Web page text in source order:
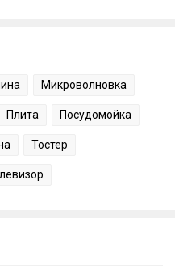
Микроволновка
Плита Посудомойка
Тостер